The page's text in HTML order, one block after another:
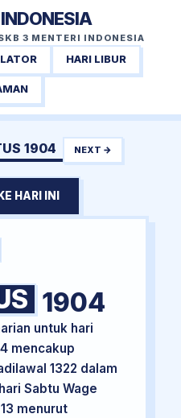
3 MENTERI INDONESIA
HARI LIBUR
1904 NEXT →
HARI INI
1904
untuk hari
mencakup
1322 dalam
Sabtu Wage
menurut